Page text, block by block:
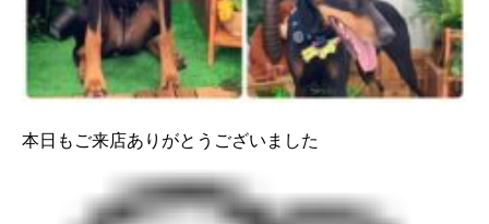
本日もご来店ありがとうございました